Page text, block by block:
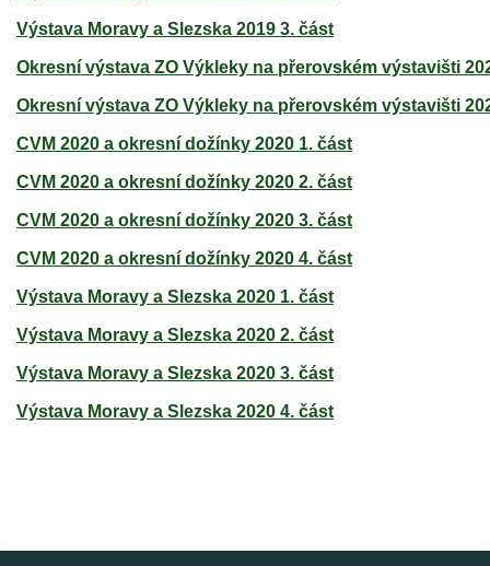
Výstava Moravy a Slezska 2019 3. část
Okresní výstava ZO Výkleky na přerovském výstavišti
Okresní výstava ZO Výkleky na přerovském výstavišti
CVM 2020 a okresní dožínky 2020 1. část
CVM 2020 a okresní dožínky 2020 2. část
CVM 2020 a okresní dožínky 2020 3. část
CVM 2020 a okresní dožínky 2020 4. část
Výstava Moravy a Slezska 2020 1. část
Výstava Moravy a Slezska 2020 2. část
Výstava Moravy a Slezska 2020 3. část
Výstava Moravy a Slezska 2020 4. část